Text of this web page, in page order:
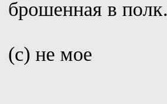
брошенная в полк.
(с) не мое